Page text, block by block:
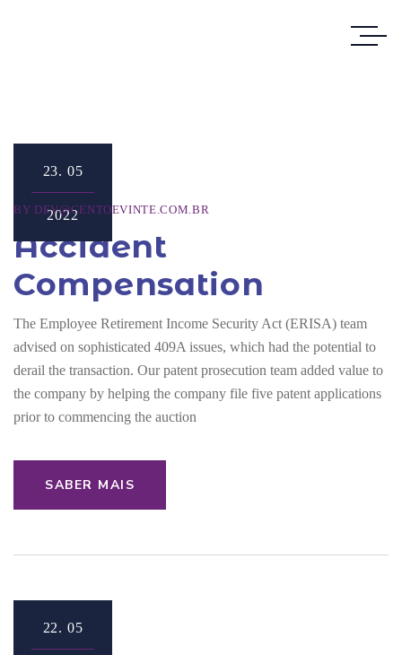
23. 05
2022
BY DEV@CENTOEVINTE.COM.BR
Accident
Compensation
The Employee Retirement Income Security Act (ERISA) team
advised on sophisticated 409A issues, which had the potential to
derail the transaction. Our patent prosecution team added value to
the company by helping the company file five patent applications
prior to commencing the auction
SABER MAIS
22. 05